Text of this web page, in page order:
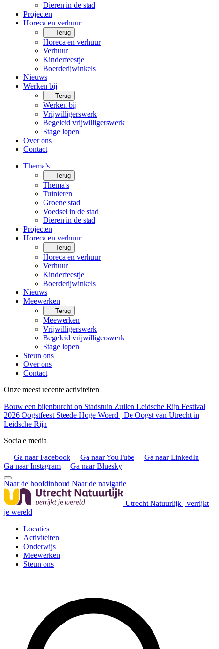
Dieren in de stad
Projecten
Horeca en verhuur
Terug
Horeca en verhuur
Verhuur
Kinderfeestje
Boerderijwinkels
Nieuws
Werken bij
Terug
Werken bij
Vrijwilligerswerk
Begeleid vrijwilligerswerk
Stage lopen
Over ons
Contact
Thema’s
Terug
Thema’s
Tuinieren
Groene stad
Voedsel in de stad
Dieren in de stad
Projecten
Horeca en verhuur
Terug
Horeca en verhuur
Verhuur
Kinderfeestje
Boerderijwinkels
Nieuws
Meewerken
Terug
Meewerken
Vrijwilligerswerk
Begeleid vrijwilligerswerk
Stage lopen
Steun ons
Over ons
Contact
Onze meest recente activiteiten
Bouw een bijenburcht op Stadstuin Zuilen Leidsche Rijn Festival
2026 Oogstfeest Steede Hoge Woerd | De Oogst van Utrecht in
Leidsche Rijn
Sociale media
Ga naar Facebook
Ga naar YouTube
Ga naar LinkedIn
Ga naar Instagram
Ga naar Bluesky
Naar de hoofdinhoud Naar de navigatie
Utrecht Natuurlijk | verrijkt
je wereld
Locaties
Activiteiten
Onderwijs
Meewerken
Steun ons